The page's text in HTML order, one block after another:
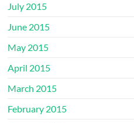
July 2015
June 2015
May 2015
April 2015
March 2015
February 2015